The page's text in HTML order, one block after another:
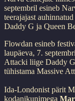
septembril esineb
teerajajast
Daddy G ja Queen
Flowdan esineb
laupäeva, 7.
Attacki liige Daddy
tühistama Massive
Ida-Londonist pärit
kodanikunimega